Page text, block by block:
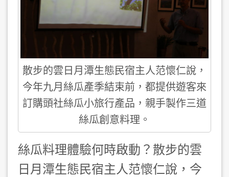
散步的雲日月潭生態民宿主人范懷仁說，
今年九月絲瓜產季結束前，都提供遊客來
訂購頭社絲瓜小旅行產品，親手製作三道
絲瓜創意料理。
絲瓜料理體驗何時啟動？散步的雲
日月潭生態民宿主人范懷仁說，今